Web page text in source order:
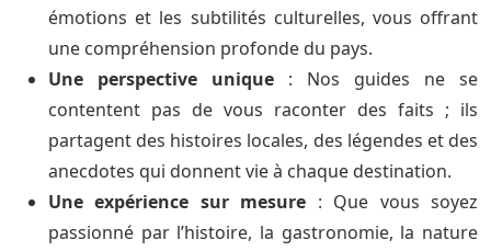
émotions et les subtilités culturelles, vous offrant
une compréhension profonde du pays.
Une perspective unique : Nos guides ne se
contentent pas de vous raconter des faits ; ils
partagent des histoires locales, des légendes et des
anecdotes qui donnent vie à chaque destination.
Une expérience sur mesure : Que vous soyez
passionné par l’histoire, la gastronomie, la nature